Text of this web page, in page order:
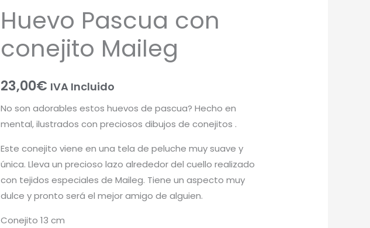
Huevo Pascua con
conejito Maileg
23,00€ IVA Incluido
No son adorables estos huevos de pascua? Hecho en
mental, ilustrados con preciosos dibujos de conejitos .
Este conejito viene en una tela de peluche muy suave y
única. Lleva un precioso lazo alrededor del cuello realizado
con tejidos especiales de Maileg. Tiene un aspecto muy
dulce y pronto será el mejor amigo de alguien.
Conejito 13 cm